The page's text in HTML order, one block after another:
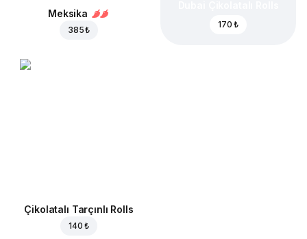
Meksika
385 ₺
170 ₺
Çikolatalı Tarçınlı Rolls
140 ₺